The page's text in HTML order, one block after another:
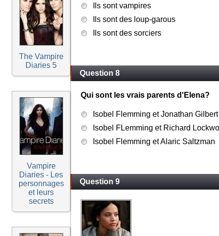
The Vampire
Diaries 5
Vampire
Diaries - Les
personnages
et leurs
secrets
Ils sont vampires
Ils sont des loup-garous
Ils sont des sorciers
Question 8
Qui sont les vrais parents d'Elena?
Isobel Flemming et Jonathan Gilbert
Isobel FLemming et Richard
Isobel Flemming et Alaric Saltzman
Question 9